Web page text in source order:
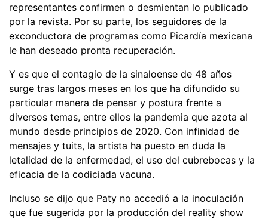
representantes confirmen o desmientan lo publicado
por la revista. Por su parte, los seguidores de la
exconductora de programas como Picardía mexicana
le han deseado pronta recuperación.
Y es que el contagio de la sinaloense de 48 años
surge tras largos meses en los que ha difundido su
particular manera de pensar y postura frente a
diversos temas, entre ellos la pandemia que azota al
mundo desde principios de 2020. Con infinidad de
mensajes y tuits, la artista ha puesto en duda la
letalidad de la enfermedad, el uso del cubrebocas y la
eficacia de la codiciada vacuna.
Incluso se dijo que Paty no accedió a la inoculación
que fue sugerida por la producción del reality show